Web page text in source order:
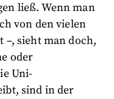
ließ. Wenn man
von den vielen
–, sieht man doch,
oder
Uni-
sind in der